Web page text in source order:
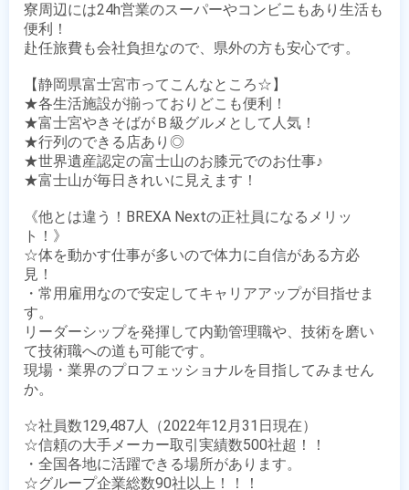
寮周辺には24h営業のスーパーやコンビニもあり生活も
便利！
赴任旅費も会社負担なので、県外の方も安心です。
【静岡県富士宮市ってこんなところ☆】
★各生活施設が揃っておりどこも便利！
★富士宮やきそばがＢ級グルメとして人気！
★行列のできる店あり◎
★世界遺産認定の富士山のお膝元でのお仕事♪
★富士山が毎日きれいに見えます！
《他とは違う！BREXA Nextの正社員になるメリッ
ト！》
☆体を動かす仕事が多いので体力に自信がある方必
見！
・常用雇用なので安定してキャリアアップが目指せま
す。
リーダーシップを発揮して内勤管理職や、技術を磨い
て技術職への道も可能です。
現場・業界のプロフェッショナルを目指してみません
か。
☆社員数129,487人（2022年12月31日現在）
☆信頼の大手メーカー取引実績数500社超！！
・全国各地に活躍できる場所があります。
☆グループ企業総数90社以上！！！